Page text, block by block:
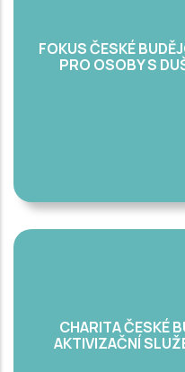
FOKUS ČESKÉ
PRO OSOBY S
CHARITA ČESKÉ
AKTIVIZAČNÍ